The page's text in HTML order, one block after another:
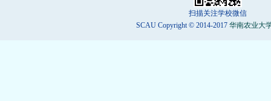
扫描关注学校微信
SCAU Copyright © 2014-2017 华南农业大